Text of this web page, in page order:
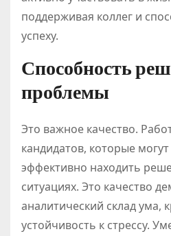
поддерживая коллег и
успеху.
Способность
проблемы
Это важное качество.
кандидатов, которые
эффективно находить
ситуациях. Это качество
аналитический склад ума,
устойчивость к стрессу.